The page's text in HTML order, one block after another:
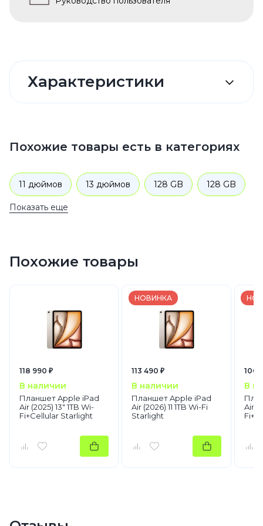
Характеристики
Похожие товары есть в категориях
11 дюймов 13 дюймов 128 GB 128 GB
AppleФиолетовый 128 GB
128 GB Фиолетовый Планшеты
Показать еще
Похожие товары
118 990 ₽
В наличии
Планшет Apple iPad
Air (2025) 13" 1TB Wi-
Fi+Cellular Starlight
НОВИНКА
113 490 ₽
В наличии
Планшет Apple iPad
Air (2026) 11 1TB Wi-Fi
Starlight
100
В
Air